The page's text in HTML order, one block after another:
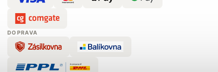
DOPRAVA